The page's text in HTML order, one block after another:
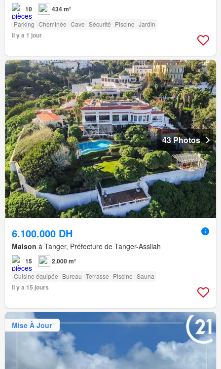
10 434 m²
Parking Cheminée Cave Sécurité Piscine Jardin
Il y a 1 jour
43 Photos
6.100.000 DH
Maison à Tanger, Préfecture de Tanger-Assilah
15 2.000 m²
Cuisine équipée Bureau Terrasse Piscine Sauna
Il y a 15 jours
Mise À Jour